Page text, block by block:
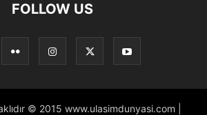
FOLLOW US
© 2015 www.ulasimdunyasi.com |